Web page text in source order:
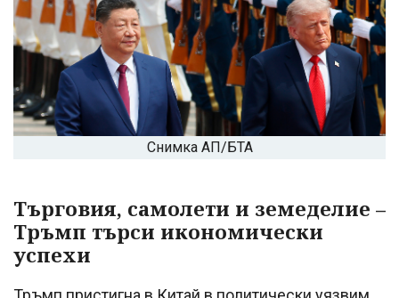
Снимка АП/БТА
Търговия, самолети и земеделие –
Тръмп търси икономически
успехи